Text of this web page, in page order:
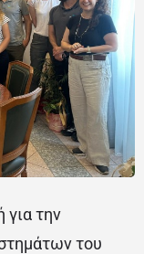
την
του